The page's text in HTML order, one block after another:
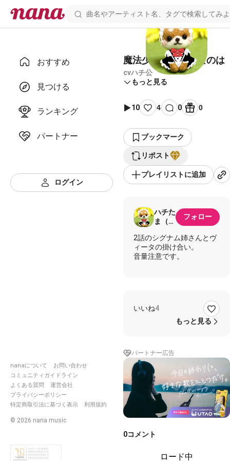
おすすめ
見つける
ランキング
パートナー
ログイン
nanaについて
お問い合わせ
コミュニティガイドライン
よくある質問
運営会社
プライバシーポリシー
特定商取引法に基づく表示
利用規約
© 2026 nana music
魔法少女リリカルなのは
cvハチ公
もっと見る
10 4 0 0
ブックマーク
リポスト
プレイリストに追加
ハチた
ま（多
フォロー
2話のシグナム姉さんとヴ
ィータの掛け合い。
音量注意です。
いいね4
もっと見る
パートナー広告
0コメント
ロード中